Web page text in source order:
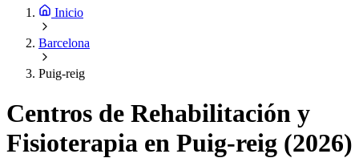
Inicio
Barcelona
Puig-reig
Centros de Rehabilitación y
Fisioterapia en Puig-reig (2026)